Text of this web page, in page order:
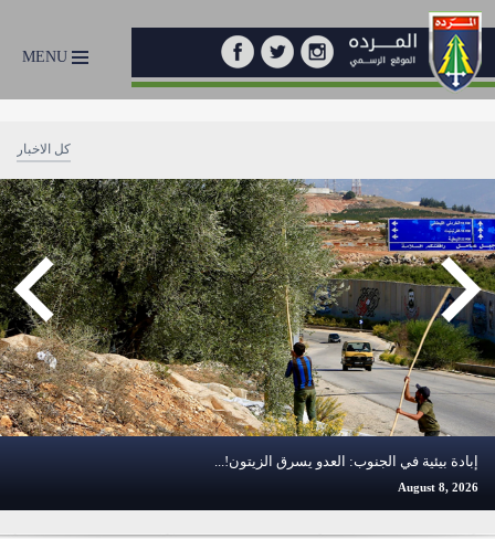
MENU
كل الاخبار
إبادة بيئية في الجنوب: العدو يسرق الزيتون!...
August 8, 2026
Previous